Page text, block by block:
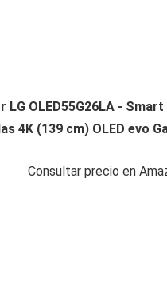
LG OLED55G26LA -
4K (139 cm) OLED evo
Consultar precio en